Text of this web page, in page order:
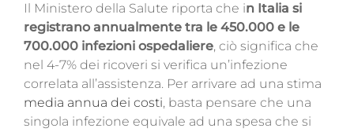
Il Ministero della Salute riporta che in Italia si
registrano annualmente tra le 450.000 e le
700.000 infezioni ospedaliere, ciò significa che
nel 4-7% dei ricoveri si verifica un’infezione
correlata all’assistenza. Per arrivare ad una stima
media annua dei costi, basta pensare che una
singola infezione equivale ad una spesa che si